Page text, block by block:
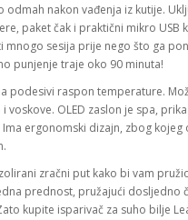
nakon vađenja iz kutije.
paket čak i praktični mikro USB
sesija prije nego što ga
punjenje traje oko 90 minuta!
podesivi raspon temperature.
voskove. OLED zaslon je spa,
ergonomski dizajn, zbog
zračni put kako bi vam
prednost, pružajući dosljedno
kupite isparivač za suho bilje